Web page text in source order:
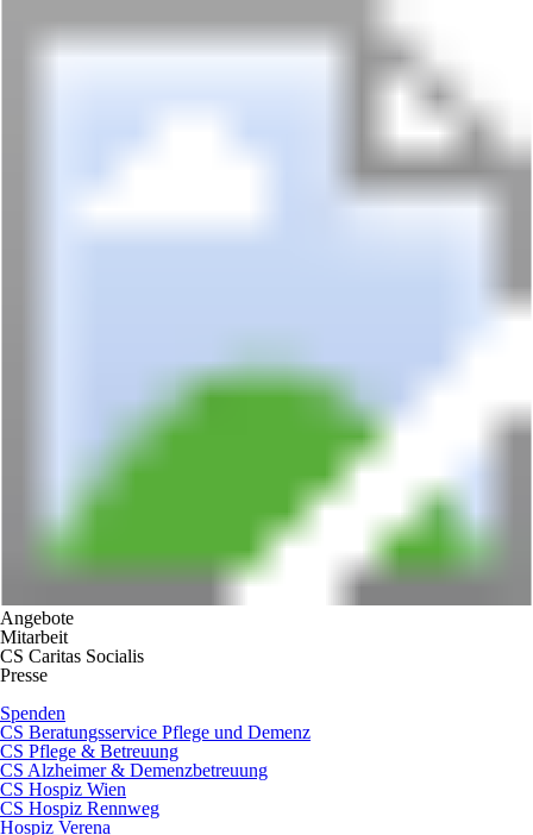
Angebote
Mitarbeit
CS Caritas Socialis
Presse
Spenden
CS Beratungsservice Pflege und Demenz
CS Pflege & Betreuung
CS Alzheimer & Demenzbetreuung
CS Hospiz Wien
CS Hospiz Rennweg
Hospiz Verena